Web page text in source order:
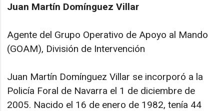
Juan Martín Domínguez Villar
Agente del Grupo Operativo de Apoyo al Mando
(GOAM), División de Intervención
Juan Martín Domínguez Villar se incorporó a la
Policía Foral de Navarra el 1 de diciembre de
2005. Nacido el 16 de enero de 1982, tenía 44